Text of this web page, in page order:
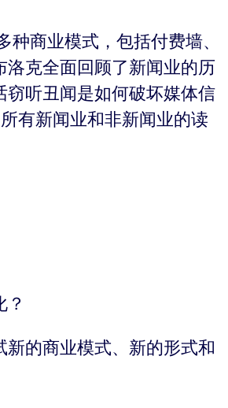
商业模式，包括付费墙、
克全面回顾了新闻业的历
听丑闻是如何破坏媒体信
有新闻业和非新闻业的读
的商业模式、新的形式和